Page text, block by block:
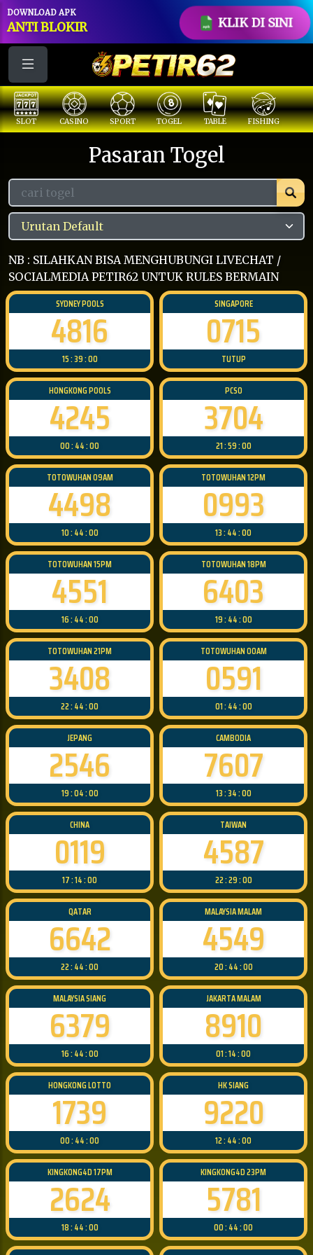
KLIK DI SINI
DOWNLOAD APK
ANTI BLOKIR
SLOT CASINO SPORT TOGEL TABLE FISHING
Pasaran Togel
NB : SILAHKAN BISA MENGHUBUNGI LIVECHAT /
SOCIALMEDIA PETIR62 UNTUK RULES BERMAIN
SYDNEY POOLS
4816
15 : 39 : 00
SINGAPORE
0715
TUTUP
HONGKONG POOLS
4245
00 : 44 : 00
PCSO
3704
21 : 59 : 00
TOTOWUHAN 09AM
4498
10 : 44 : 00
TOTOWUHAN 12PM
0993
13 : 44 : 00
TOTOWUHAN 15PM
4551
16 : 44 : 00
TOTOWUHAN 18PM
6403
19 : 44 : 00
TOTOWUHAN 21PM
3408
22 : 44 : 00
TOTOWUHAN 00AM
0591
01 : 44 : 00
JEPANG
2546
19 : 04 : 00
CAMBODIA
7607
13 : 34 : 00
CHINA
0119
17 : 14 : 00
TAIWAN
4587
22 : 29 : 00
QATAR
6642
22 : 44 : 00
MALAYSIA MALAM
4549
20 : 44 : 00
MALAYSIA SIANG
6379
16 : 44 : 00
JAKARTA MALAM
8910
01 : 14 : 00
HONGKONG LOTTO
1739
00 : 44 : 00
HK SIANG
9220
12 : 44 : 00
KINGKONG4D 17PM
2624
18 : 44 : 00
KINGKONG4D 23PM
5781
00 : 44 : 00